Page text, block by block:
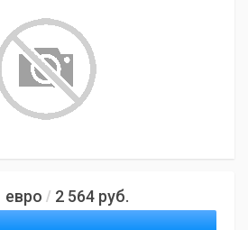
евро / 2 564 руб.